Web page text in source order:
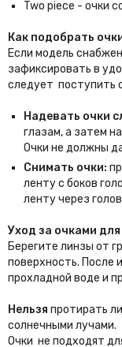
Two piece - очки
Как подобрать
Если модель
зафиксировать в
следует поступить
Надевать очки
глазам, а затем
Очки не должны
Снимать очки:
ленту с боков
ленту через
Уход за очками
Берегите линзы от
поверхность. После
прохладной воде и
Нельзя протирать
солнечными лучами.
Очки не подходят